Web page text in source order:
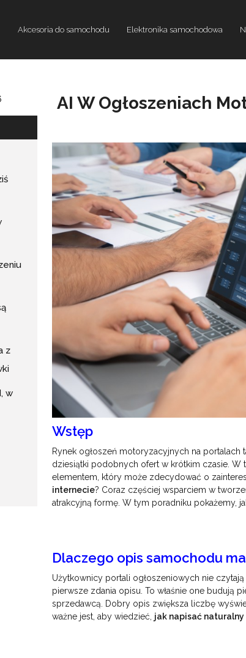
Akcesoria do samochodu Elektronika samochodowa
z
w
AI W Ogłoszeniach
Wstęp
Rynek ogłoszeń motoryzacyjnych na
dziesiątki podobnych ofert w krótkim czasie. W
elementem, który może zdecydować o
internecie? Coraz częściej wsparciem w
atrakcyjną formę. W tym poradniku pokażemy,
Dlaczego opis samochodu
Użytkownicy portali ogłoszeniowych nie
pierwsze zdania opisu. To właśnie one budują
sprzedawcą. Dobry opis zwiększa liczbę
ważne jest, aby wiedzieć, jak napisać